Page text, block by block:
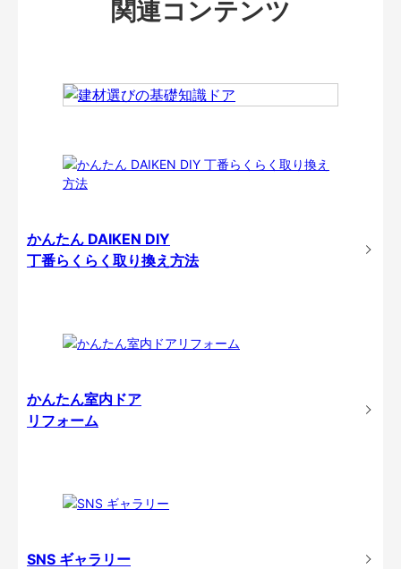
関連コンテンツ
かんたん DAIKEN DIY
丁番らくらく取り換え方法
かんたん室内ドア
リフォーム
SNS ギャラリー